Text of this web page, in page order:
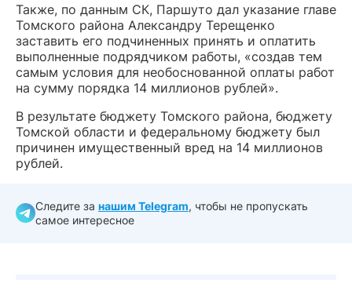
Также, по данным СК, Паршуто дал указание главе
Томского района Александру Терещенко
заставить его подчиненных принять и оплатить
выполненные подрядчиком работы, «создав тем
самым условия для необоснованной оплаты работ
на сумму порядка 14 миллионов рублей».
В результате бюджету Томского района, бюджету
Томской области и федеральному бюджету был
причинен имущественный вред на 14 миллионов
рублей.
Следите за нашим Telegram, чтобы не пропускать
самое интересное